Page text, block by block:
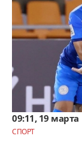
09:11, 19 марта
СПОРТ